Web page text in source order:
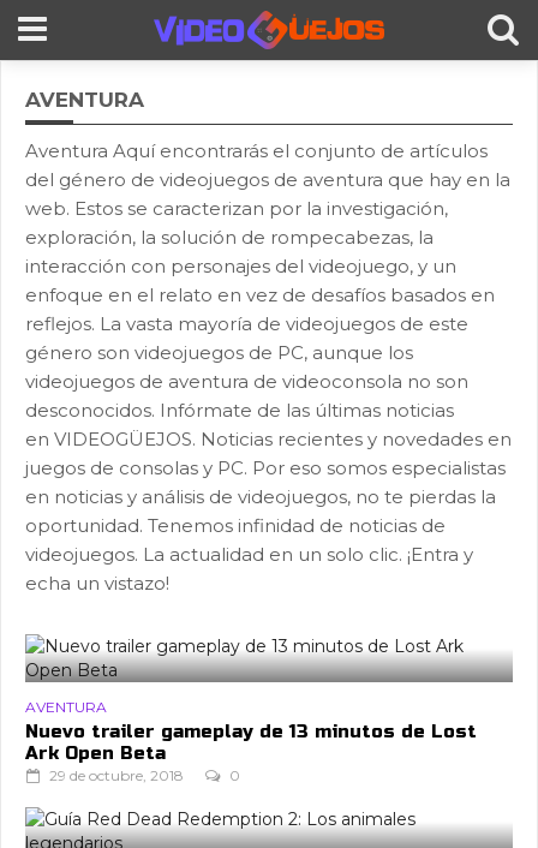
AVENTURA
Aventura Aquí encontrarás el conjunto de artículos
del género de videojuegos de aventura que hay en la
web. Estos se caracterizan por la investigación,
exploración, la solución de rompecabezas, la
interacción con personajes del videojuego, y un
enfoque en el relato en vez de desafíos basados en
reflejos. La vasta mayoría de videojuegos de este
género son videojuegos de PC, aunque los
videojuegos de aventura de videoconsola no son
desconocidos. Infórmate de las últimas noticias
en VIDEOGÜEJOS. Noticias recientes y novedades en
juegos de consolas y PC. Por eso somos especialistas
en noticias y análisis de videojuegos, no te pierdas la
oportunidad. Tenemos infinidad de noticias de
videojuegos. La actualidad en un solo clic. ¡Entra y
echa un vistazo!
AVENTURA
Nuevo trailer gameplay de 13 minutos de Lost
Ark Open Beta
29 de octubre, 2018 0